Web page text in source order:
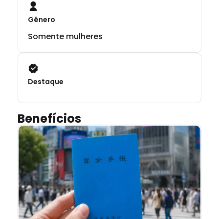
Gênero
Somente mulheres
Destaque
Benefícios